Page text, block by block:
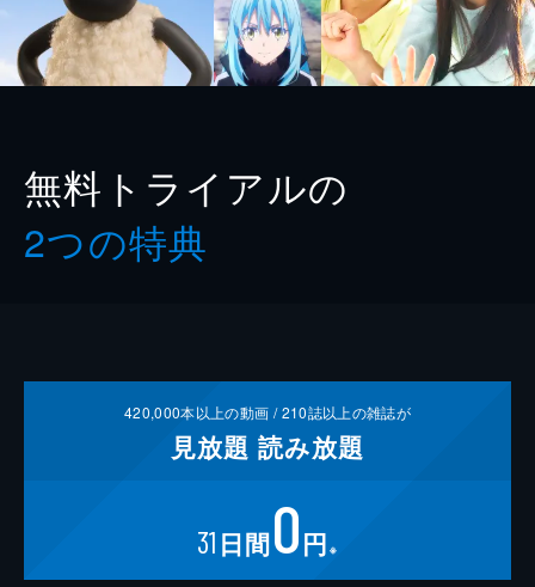
無料トライアルの
2つの特典
420,000本以上の動画 /210誌以上の雑誌が
見放題 読み放題
31 日間0円 ※